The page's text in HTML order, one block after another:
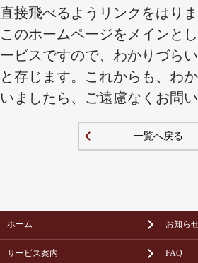
直接飛べるようリンクをはりま
このホームページをメインと
ービスですので、わかりづら
と存じます。これからも、わ
いましたら、ご遠慮なくお問
一覧へ戻る
ホーム お知ら
サービス案内 FAQ